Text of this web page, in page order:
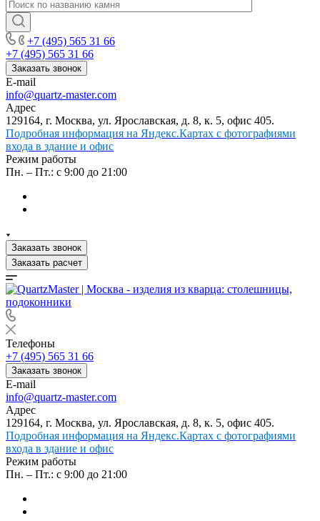
+7 (495) 565 31 66
+7 (495) 565 31 66
Заказать звонок
E-mail
info@quartz-master.com
Адрес
129164, г. Москва, ул. Ярославская, д. 8, к. 5, офис 405.
Подробная информация на Яндекс.Картах с фотографиями
входа в здание и офис
Режим работы
Пн. – Пт.: с 9:00 до 21:00
Заказать звонок
Заказать расчет
Телефоны
+7 (495) 565 31 66
Заказать звонок
E-mail
info@quartz-master.com
Адрес
129164, г. Москва, ул. Ярославская, д. 8, к. 5, офис 405.
Подробная информация на Яндекс.Картах с фотографиями
входа в здание и офис
Режим работы
Пн. – Пт.: с 9:00 до 21:00